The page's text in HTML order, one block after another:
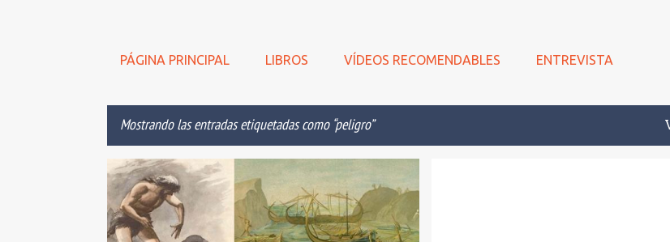
PÁGINA PRINCIPAL LIBROS VÍDEOS RECOMENDABLES ENTREVISTA
Mostrando las entradas etiquetadas como peligro
E
n
t
r
AMOR ANTROPÓFAGO CANTO X +10